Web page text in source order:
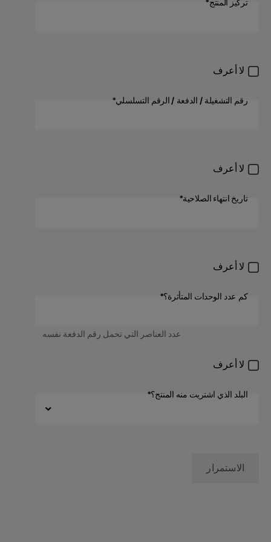
تركيز المنتج
تركيز المنتج*
لا أعرف
رقم التشغيلة / الدفعة / الرقم التسلسلي
رقم التشغيلة / الدفعة / الرقم التسلسلي*
لا أعرف
تاريخ انتهاء الصلاحية
تاريخ انتهاء الصلاحية*
لا أعرف
كم عدد الوحدات المتأثرة؟
كم عدد الوحدات المتأثرة؟*
عدد العناصر التي تحمل رقم الدفعة نفسه
لا أعرف
البلد الذي اشتريت منه المنتج؟*
الاستمرار